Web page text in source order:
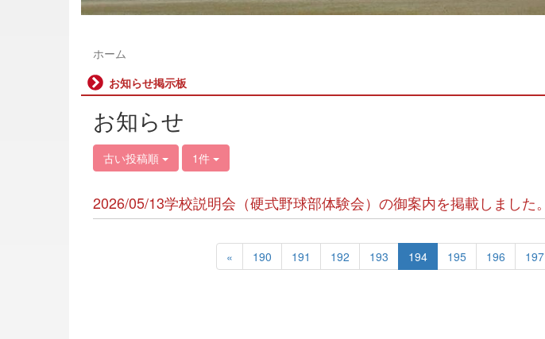
ホーム
お知らせ掲示板
お知らせ
古い投稿順 1件
2026/05/13学校説明会（硬式野球部体験会）の御案内を掲載しました。
« 190 191 192 193 194 195 196 197